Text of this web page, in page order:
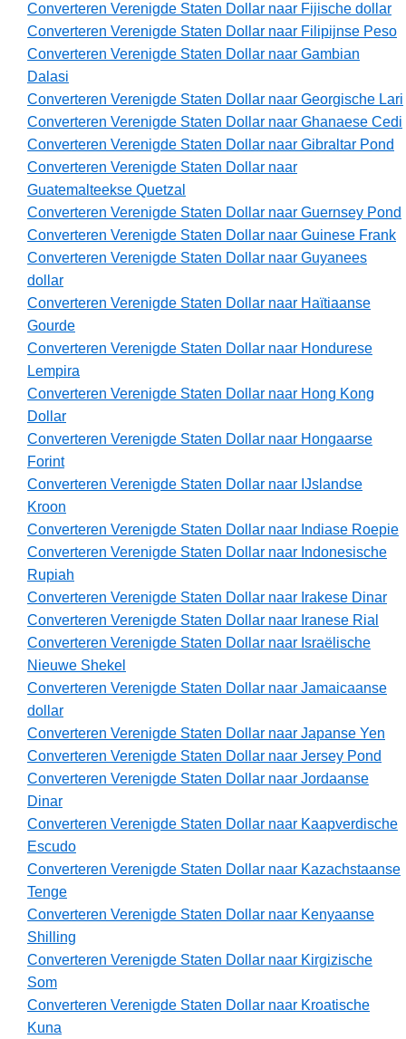
Converteren Verenigde Staten Dollar naar Fijische dollar
Converteren Verenigde Staten Dollar naar Filipijnse Peso
Converteren Verenigde Staten Dollar naar Gambian
Dalasi
Converteren Verenigde Staten Dollar naar Georgische Lari
Converteren Verenigde Staten Dollar naar Ghanaese Cedi
Converteren Verenigde Staten Dollar naar Gibraltar Pond
Converteren Verenigde Staten Dollar naar
Guatemalteekse Quetzal
Converteren Verenigde Staten Dollar naar Guernsey Pond
Converteren Verenigde Staten Dollar naar Guinese Frank
Converteren Verenigde Staten Dollar naar Guyanees
dollar
Converteren Verenigde Staten Dollar naar Haïtiaanse
Gourde
Converteren Verenigde Staten Dollar naar Hondurese
Lempira
Converteren Verenigde Staten Dollar naar Hong Kong
Dollar
Converteren Verenigde Staten Dollar naar Hongaarse
Forint
Converteren Verenigde Staten Dollar naar IJslandse
Kroon
Converteren Verenigde Staten Dollar naar Indiase Roepie
Converteren Verenigde Staten Dollar naar Indonesische
Rupiah
Converteren Verenigde Staten Dollar naar Irakese Dinar
Converteren Verenigde Staten Dollar naar Iranese Rial
Converteren Verenigde Staten Dollar naar Israëlische
Nieuwe Shekel
Converteren Verenigde Staten Dollar naar Jamaicaanse
dollar
Converteren Verenigde Staten Dollar naar Japanse Yen
Converteren Verenigde Staten Dollar naar Jersey Pond
Converteren Verenigde Staten Dollar naar Jordaanse
Dinar
Converteren Verenigde Staten Dollar naar Kaapverdische
Escudo
Converteren Verenigde Staten Dollar naar Kazachstaanse
Tenge
Converteren Verenigde Staten Dollar naar Kenyaanse
Shilling
Converteren Verenigde Staten Dollar naar Kirgizische
Som
Converteren Verenigde Staten Dollar naar Kroatische
Kuna